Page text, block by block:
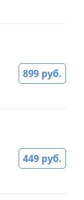
899 руб.
449 руб.